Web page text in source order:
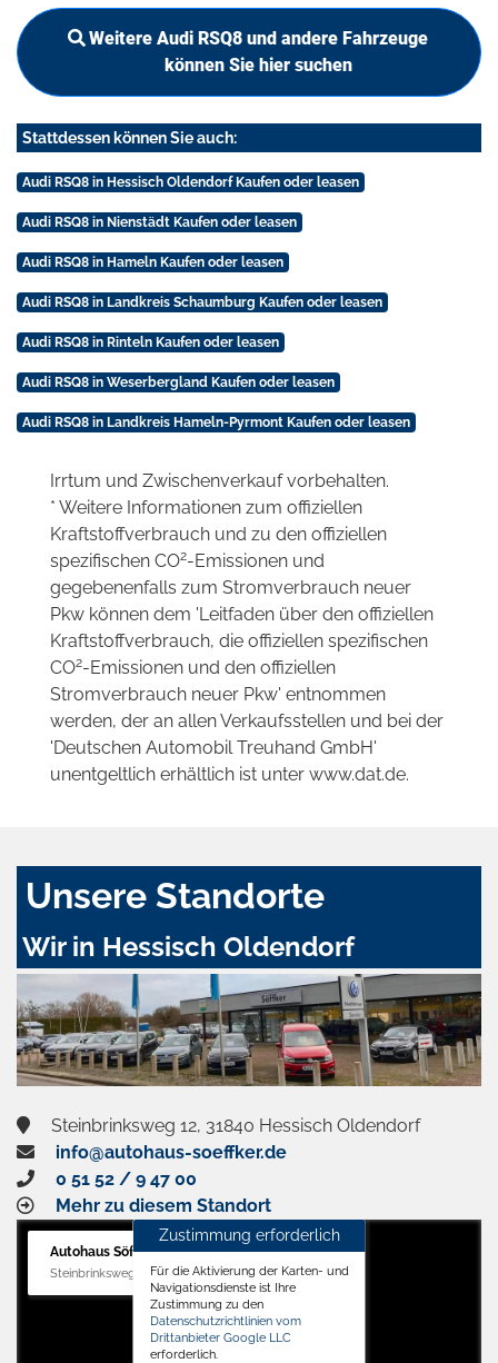
Weitere Audi RSQ8 und andere Fahrzeuge
können Sie hier suchen
Stattdessen können Sie auch:
Audi RSQ8 in Hessisch Oldendorf Kaufen oder leasen
Audi RSQ8 in Nienstädt Kaufen oder leasen
Audi RSQ8 in Hameln Kaufen oder leasen
Audi RSQ8 in Landkreis Schaumburg Kaufen oder leasen
Audi RSQ8 in Rinteln Kaufen oder leasen
Audi RSQ8 in Weserbergland Kaufen oder leasen
Audi RSQ8 in Landkreis Hameln-Pyrmont Kaufen oder leasen
Irrtum und Zwischenverkauf vorbehalten.
* Weitere Informationen zum offiziellen
Kraftstoffverbrauch und zu den offiziellen
spezifischen CO2-Emissionen und
gegebenenfalls zum Stromverbrauch neuer
Pkw können dem 'Leitfaden über den offiziellen
Kraftstoffverbrauch, die offiziellen spezifischen
CO2-Emissionen und den offiziellen
Stromverbrauch neuer Pkw' entnommen
werden, der an allen Verkaufsstellen und bei der
'Deutschen Automobil Treuhand GmbH'
unentgeltlich erhältlich ist unter www.dat.de.
Unsere Standorte
Wir in Hessisch Oldendorf
Steinbrinksweg 12, 31840 Hessisch Oldendorf
info@autohaus-soeffker.de
0 51 52 / 9 47 00
Mehr zu diesem Standort
Autohaus Söffker GmbH
Steinbrinksweg 12, 31840 Hessisch Oldendorf
Zustimmung erforderlich
Für die Aktivierung der Karten- und
Navigationsdienste ist Ihre
Zustimmung zu den
Datenschutzrichtlinien vom
Drittanbieter Google LLC
erforderlich.